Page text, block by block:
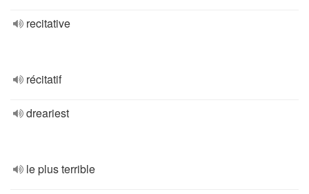
recitative
récitatif
dreariest
le plus terrible